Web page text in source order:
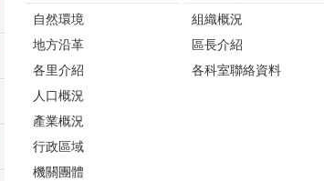
自然環境
地方沿革
各里介紹
人口概況
產業概況
行政區域
機關團體
組織概況
區長介紹
各科室聯絡資料